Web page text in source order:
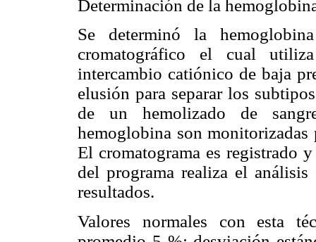
Determinación de la
Se determinó la
cromatográfico el cual
intercambio catiónico de baja
elusión para separar los
de un hemolizado de
hemoglobina son
El cromatograma es registrado
del programa realiza el
resultados.
Valores normales con esta